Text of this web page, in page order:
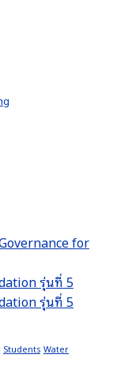
for
รุ่นที่ 5
รุ่นที่ 5
Students Water